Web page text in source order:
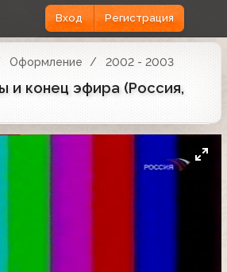
Вход Регистрация
Оформление 2002 - 2003
и конец эфира (Россия,